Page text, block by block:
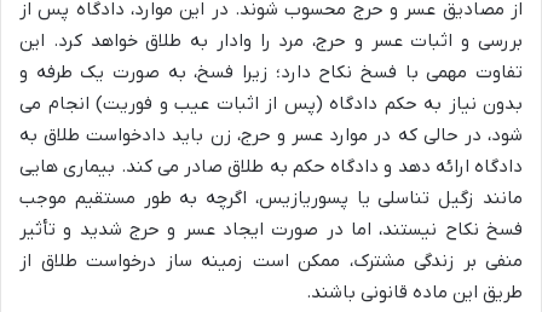
از مصادیق عسر و حرج محسوب شوند. در این موارد، دادگاه پس از
بررسی و اثبات عسر و حرج، مرد را وادار به طلاق خواهد کرد. این
تفاوت مهمی با فسخ نکاح دارد؛ زیرا فسخ، به صورت یک طرفه و
بدون نیاز به حکم دادگاه (پس از اثبات عیب و فوریت) انجام می
شود، در حالی که در موارد عسر و حرج، زن باید دادخواست طلاق به
دادگاه ارائه دهد و دادگاه حکم به طلاق صادر می کند. بیماری هایی
مانند زگیل تناسلی یا پسوریازیس، اگرچه به طور مستقیم موجب
فسخ نکاح نیستند، اما در صورت ایجاد عسر و حرج شدید و تأثیر
منفی بر زندگی مشترک، ممکن است زمینه ساز درخواست طلاق از
طریق این ماده قانونی باشند.